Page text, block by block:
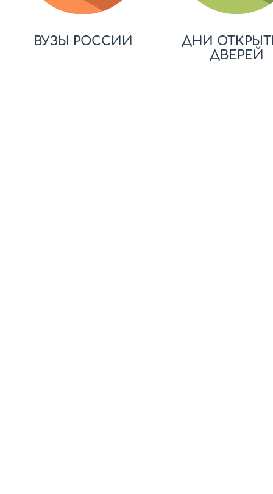
ВУЗЫ РОССИИ
ДНИ
ДВЕРЕЙ